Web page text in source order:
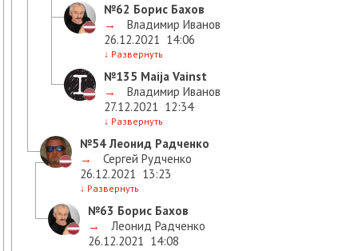
№62 Борис Бахов
→
Владимир Иванов
26.12.2021 14:06
↓ Развернуть
№135 Maija Vainst
→
Владимир Иванов
27.12.2021 12:34
↓ Развернуть
№54Леонид Радченко
→
Сергей Рудченко
26.12.2021 13:23
↓ Развернуть
№63 Борис Бахов
→
Леонид Радченко
26.12.2021 14:08